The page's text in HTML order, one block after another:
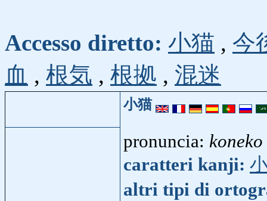
Accesso diretto: 小猫 , 今
血 , 根気 , 根拠 , 混迷
小猫
pronuncia: koneko
caratteri kanji:
altri tipi di